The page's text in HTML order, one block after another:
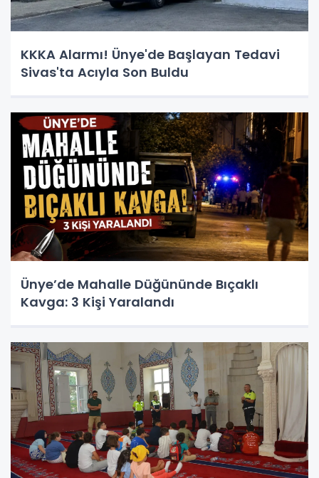
KKKA Alarmı! Ünye'de Başlayan Tedavi
Sivas'ta Acıyla Son Buldu
Ünye’de Mahalle Düğününde Bıçaklı
Kavga: 3 Kişi Yaralandı